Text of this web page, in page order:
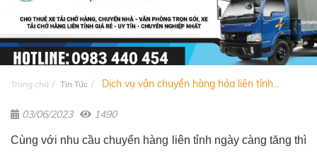
Trang chủ Tin Tức Dịch vụ vận chuyển hàng hóa liên tỉnh...
03/06/2023 1490
Cùng với nhu cầu chuyển hàng liên tỉnh ngày càng tăng thì